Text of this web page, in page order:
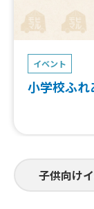
イベント
小学校ふれ
子供向け